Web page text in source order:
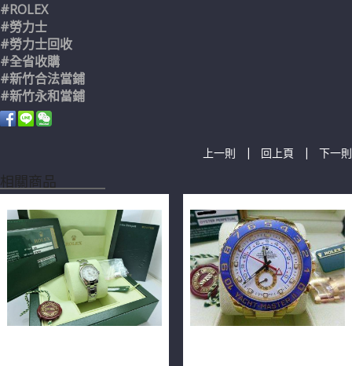
#ROLEX
#勞力士
#勞力士回收
#全省收購
#新竹合法當鋪
#新竹永和當鋪
上一則 | 回上頁 | 下一則
相關商品